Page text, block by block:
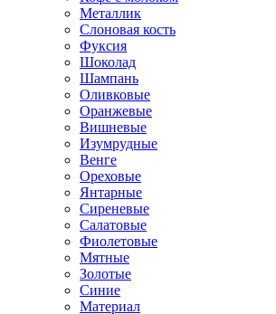
Металлик
Слоновая кость
Фуксия
Шоколад
Шампань
Оливковые
Оранжевые
Вишневые
Изумрудные
Венге
Ореховые
Янтарные
Сиреневые
Салатовые
Фиолетовые
Мятные
Золотые
Синие
Материал